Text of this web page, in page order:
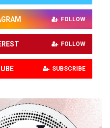
FOLLOW
FOLLOW
SUBSCRIBE